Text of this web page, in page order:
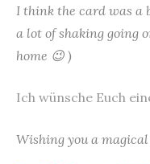
I think the card was a
a lot of shaking going
home 😉 )
Ich wünsche Euch
Wishing you a